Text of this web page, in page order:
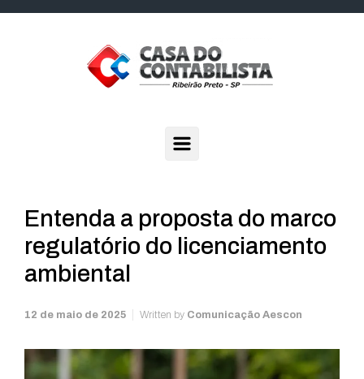
Entenda a proposta do marco
regulatório do licenciamento
ambiental
12 de maio de 2025 Written by Comunicação Aescon